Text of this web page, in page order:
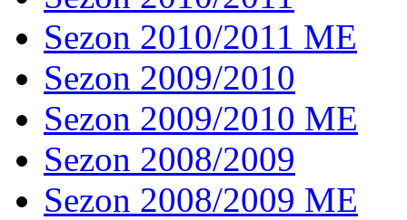
Sezon 2010/2011 ME
Sezon 2009/2010
Sezon 2009/2010 ME
Sezon 2008/2009
Sezon 2008/2009 ME